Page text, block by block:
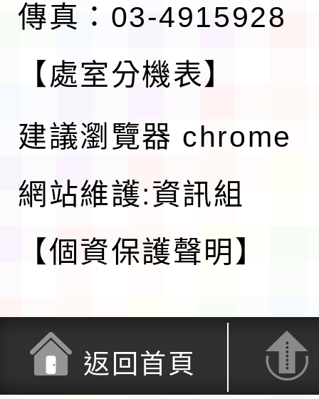
傳真：03-4915928
【處室分機表】
建議瀏覽器 chrome
網站維護:資訊組
【個資保護聲明】
返回首頁